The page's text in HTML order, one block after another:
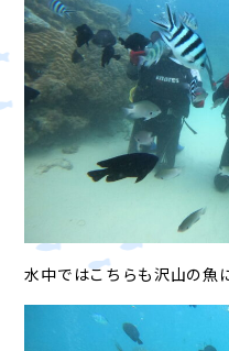
水中ではこちらも沢山の魚